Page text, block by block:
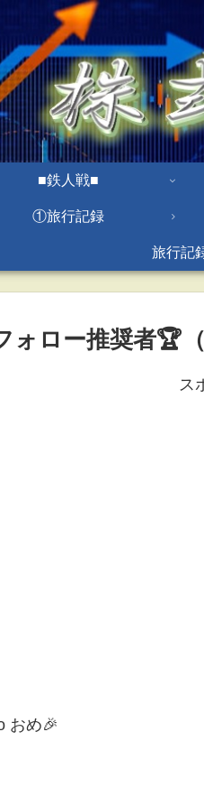
■鉄人戦■
①旅行記録
旅行記
ォロー推奨者🏆
ス
おめ🎉